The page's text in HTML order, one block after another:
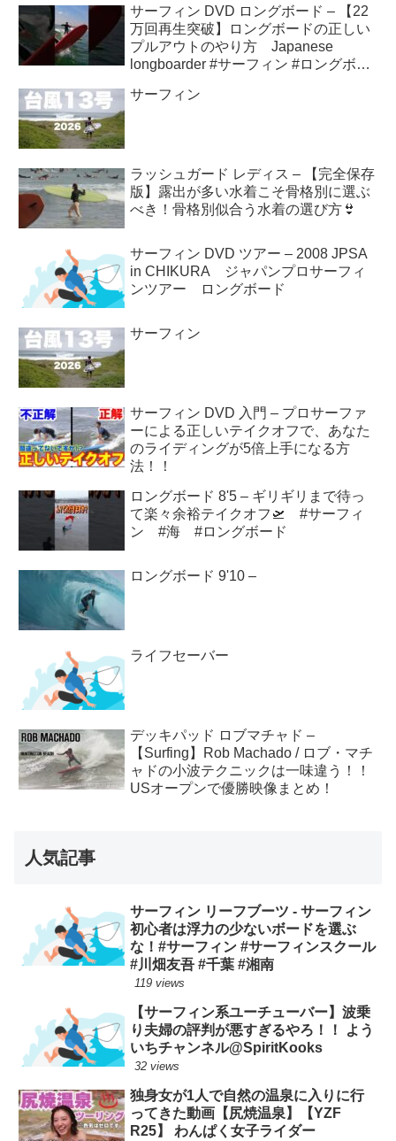
サーフィン DVD ロングボード – 【22
万回再生突破】ロングボードの正しい
プルアウトのやり方 Japanese
longboarder #サーフィン #ロングボー
サーフィン
ラッシュガード レディス – 【完全保存
版】露出が多い水着こそ骨格別に選ぶ
べき！骨格別似合う水着の選び方👙
サーフィン DVD ツアー – 2008 JPSA
in CHIKURA ジャパンプロサーフィ
ンツアー ロングボード
サーフィン
サーフィン DVD 入門 – プロサーファ
ーによる正しいテイクオフで、あなた
のライディングが5倍上手になる方
法！！
ロングボード 8'5 – ギリギリまで待っ
て楽々余裕テイクオフ🛫 #サーフィ
ン #海 #ロングボード
ロングボード 9'10 –
ライフセーバー
デッキパッド ロブマチャド –
【Surfing】Rob Machado / ロブ・マチ
ャドの小波テクニックは一味違う！！
USオープンで優勝映像まとめ！
人気記事
サーフィン リーフブーツ - サーフィン
初心者は浮力の少ないボードを選ぶ
な！#サーフィン #サーフィンスクール
#川畑友吾 #千葉 #湘南
119 views
【サーフィン系ユーチューバー】波乗
り夫婦の評判が悪すぎるやろ！！ よう
いちチャンネル@SpiritKooks
32 views
独身女が1人で自然の温泉に入りに行
ってきた動画【尻焼温泉】【YZF
R25】 わんぱく女子ライダー